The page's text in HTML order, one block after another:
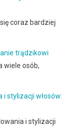
coraz bardziej
trądzikowi
wiele osób,
stylizacji włosów:
i stylizacji